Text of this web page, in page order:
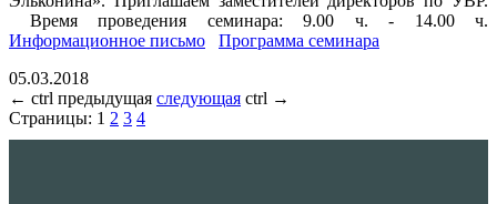
Время проведения семинара: 9.00 ч. - 14.00 ч.
Информационное письмо
Программа семинара
05.03.2018
← ctrl предыдущая следующая ctrl →
Страницы: 1 2 3 4